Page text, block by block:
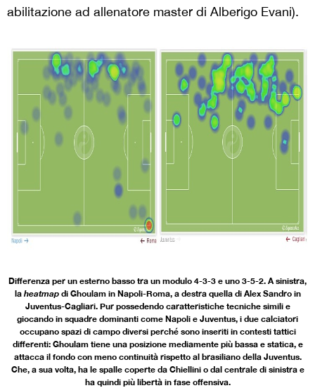
abilitazione ad allenatore master di Alberigo Evani).
Differenza per un esterno basso tra un modulo 4-3-3 e uno 3-5-2. A sinistra,
la heatmap di Ghoulam in Napoli-Roma, a destra quella di Alex Sandro in
Juventus-Cagliari. Pur possedendo caratteristiche tecniche simili e
giocando in squadre dominanti come Napoli e Juventus, i due calciatori
occupano spazi di campo diversi perché sono inseriti in contesti tattici
differenti: Ghoulam tiene una posizione mediamente più bassa e statica, e
attacca il fondo con meno continuità rispetto al brasiliano della Juventus.
Che, a sua volta, ha le spalle coperte da Chiellini o dal centrale di sinistra e
ha quindi più libertà in fase offensiva.